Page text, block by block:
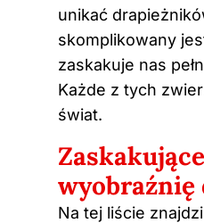
unikać
skomplikowany
zaskakuje nas
Każde z tych
świat.
wyobraźnię
Na tej liście